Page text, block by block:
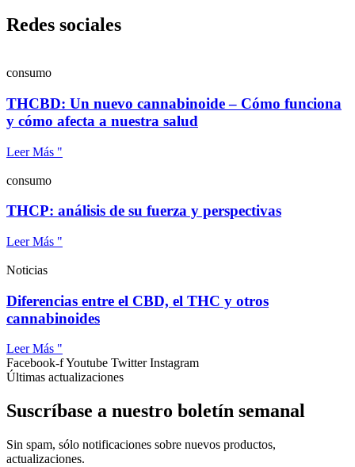
Redes sociales
consumo
THCBD: Un nuevo cannabinoide – Cómo funciona
y cómo afecta a nuestra salud
Leer Más "
consumo
THCP: análisis de su fuerza y perspectivas
Leer Más "
Noticias
Diferencias entre el CBD, el THC y otros
cannabinoides
Leer Más "
Facebook-fYoutube Twitter Instagram
Últimas actualizaciones
Suscríbase a nuestro boletín semanal
Sin spam, sólo notificaciones sobre nuevos productos,
actualizaciones.